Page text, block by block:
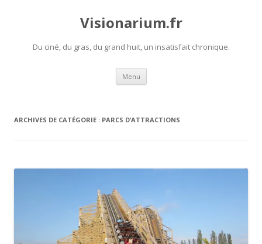
Visionarium.fr
Du ciné, du gras, du grand huit, un insatisfait chronique.
Menu Aller
contenu
ARCHIVES DE CATÉGORIE : PARCS D’ATTRACTIONS